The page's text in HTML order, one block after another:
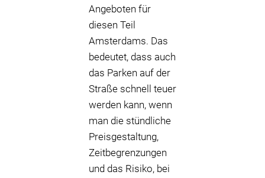
Angeboten für
diesen Teil
Amsterdams. Das
bedeutet, dass auch
das Parken auf der
Straße schnell teuer
werden kann, wenn
man die stündliche
Preisgestaltung,
Zeitbegrenzungen
und das Risiko, bei